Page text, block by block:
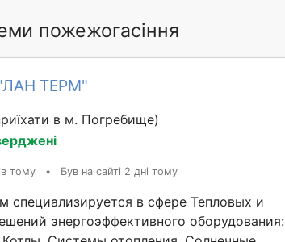
пожежогасіння
ТЕРМ"
в м. Погребище)
тому • Був на сайті 2 дні тому
специализируется в сфере Тепловых и
энергоэффективного оборудования: